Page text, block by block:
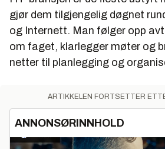
gjør dem tilgjengelig døgnet
og Internett. Man følger opp
om faget, klarlegger møter og
netter til planlegging og
ARTIKKELEN FORTSETTER
ANNONSØRINNHOLD